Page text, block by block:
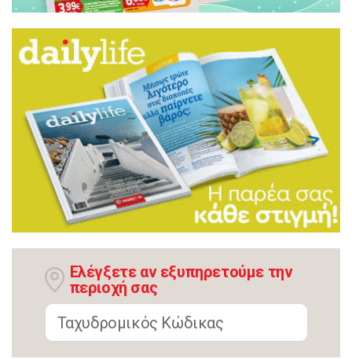
Ελέγξετε αν εξυπηρετούμε την
περιοχή σας